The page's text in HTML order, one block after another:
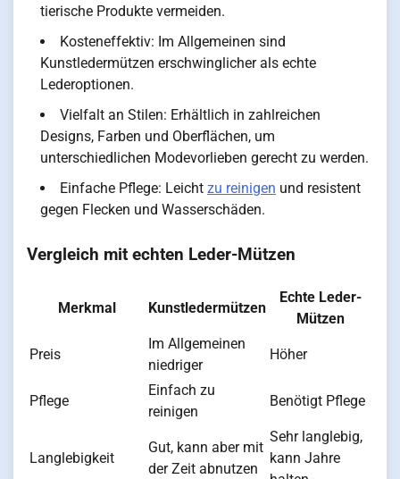
tierische Produkte vermeiden.
Kosteneffektiv: Im Allgemeinen sind
Kunstledermützen erschwinglicher als echte
Lederoptionen.
Vielfalt an Stilen: Erhältlich in zahlreichen
Designs, Farben und Oberflächen, um
unterschiedlichen Modevorlieben gerecht zu werden.
Einfache Pflege: Leicht zu reinigen und resistent
gegen Flecken und Wasserschäden.
Vergleich mit echten Leder-Mützen
Merkmal Kunstledermützen
Echte Leder-
Mützen
Preis
Im Allgemeinen
niedriger
Höher
Pflege
Einfach zu
reinigen
Benötigt Pflege
Langlebigkeit
Gut, kann aber mit
der Zeit abnutzen
Sehr langlebig,
kann Jahre